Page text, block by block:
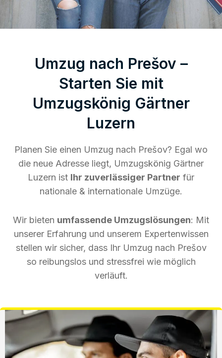
Umzug nach Prešov –
Starten Sie mit
Umzugskönig Gärtner
Luzern
Planen Sie einen Umzug nach Prešov? Egal wo
die neue Adresse liegt, Umzugskönig Gärtner
Luzern ist Ihr zuverlässiger Partner für
nationale & internationale Umzüge.
Wir bieten umfassende Umzugslösungen: Mit
unserer Erfahrung und unserem Expertenwissen
stellen wir sicher, dass Ihr Umzug nach Prešov
so reibungslos und stressfrei wie möglich
verläuft.